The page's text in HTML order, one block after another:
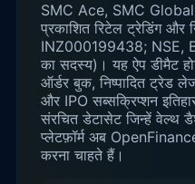
SMC Ace, SMC Global
प्रकाशित रिटेल ट्रेडिंग और
INZ000199438; NSE,
का सदस्य)। यह ऐप डीमैट
ऑर्डर बुक, निष्पादित ट्रेड
और IPO सब्सक्रिप्शन
संरचित डेटासेट जिन्हें वेल्थ
प्लेटफ़ॉर्म अब
करना चाहते हैं।